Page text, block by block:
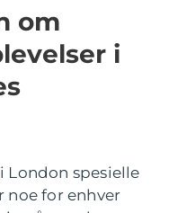
om
i
London spesielle
noe for enhver